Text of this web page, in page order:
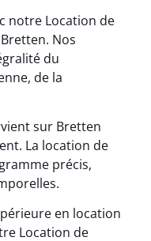
notre Location de
Nos
du
de la
sur Bretten
La location de
précis,
en location
Location de